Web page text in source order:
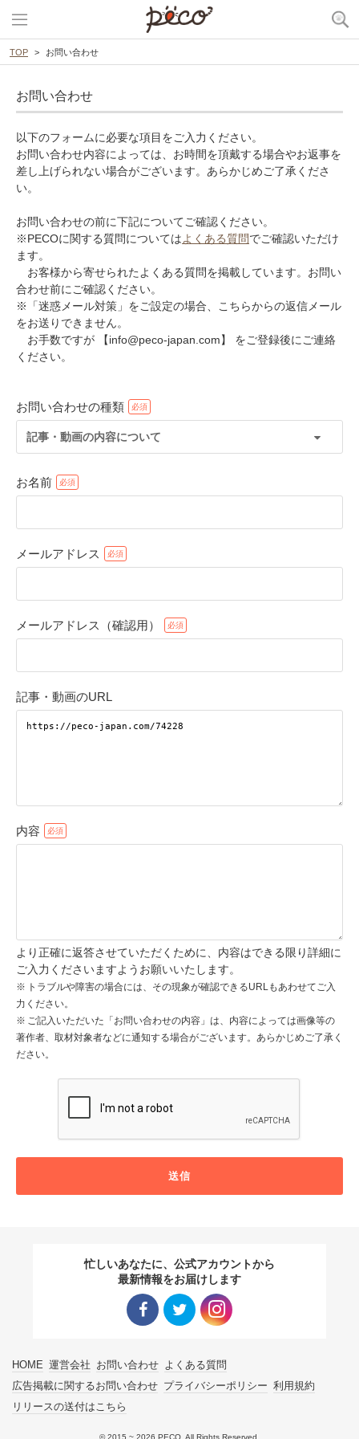
TOP お問い合わせ
お問い合わせ
以下のフォームに必要な項目をご入力ください。
お問い合わせ内容によっては、お時間を頂戴する場合やお返事を
差し上げられない場合がございます。あらかじめご了承くださ
い。
お問い合わせの前に下記についてご確認ください。
※PECOに関する質問についてはよくある質問でご確認いただけ
ます。
お客様から寄せられたよくある質問を掲載しています。お問い
合わせ前にご確認ください。
※「迷惑メール対策」をご設定の場合、こちらからの返信メール
をお送りできません。
お手数ですが 【info@peco-japan.com】 をご登録後にご連絡
ください。
お問い合わせの種類
記事・動画の内容について
お名前
メールアドレス
メールアドレス（確認用）
記事・動画のURL
内容
より正確に返答させていただくために、内容はできる限り詳細に
ご入力くださいますようお願いいたします。
トラブルや障害の場合には、その現象が確認できるURLもあわせてご入
力ください。
ご記入いただいた「お問い合わせの内容」は、内容によっては画像等の
著作者、取材対象者などに通知する場合がございます。あらかじめご了承く
ださい。
送信
忙しいあなたに、公式アカウントから
最新情報をお届けします
HOME 運営会社 お問い合わせ よくある質問
広告掲載に関するお問い合わせ プライバシーポリシー 利用規約
リリースの送付はこちら
© 2015 ~ 2026 PECO. All Rights Reserved.
アプリで開く